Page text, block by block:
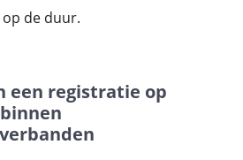
de duur.
een registratie op